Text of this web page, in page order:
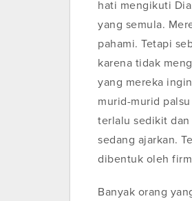
hati mengikuti
yang semula.
pahami. Tetapi
karena tidak
yang mereka
murid-murid
terlalu sedikit dan
sedang ajarkan.
dibentuk oleh
Banyak orang